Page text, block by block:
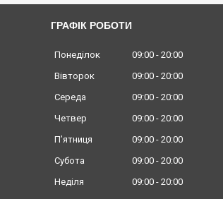
ГРАФІК РОБОТИ
Понеділок 09:00
20:00
Вівторок
09:00
20:00
Середа
09:00
20:00
Четвер
09:00
20:00
Пʼятниця
09:00
20:00
Субота
09:00
20:00
Неділя
09:00 20:00